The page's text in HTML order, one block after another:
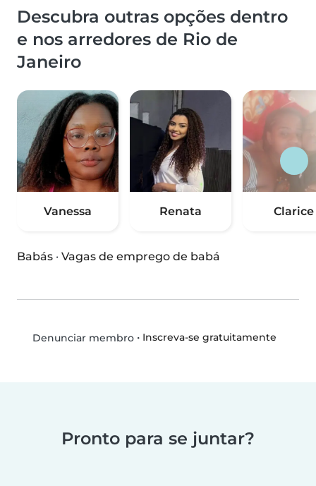
Descubra outras opções dentro
e nos arredores de Rio de
Janeiro
Vanessa Renata Clarice
Babás · Vagas de emprego de babá
Denunciar membro• Inscreva-se gratuitamente
Pronto para se juntar?